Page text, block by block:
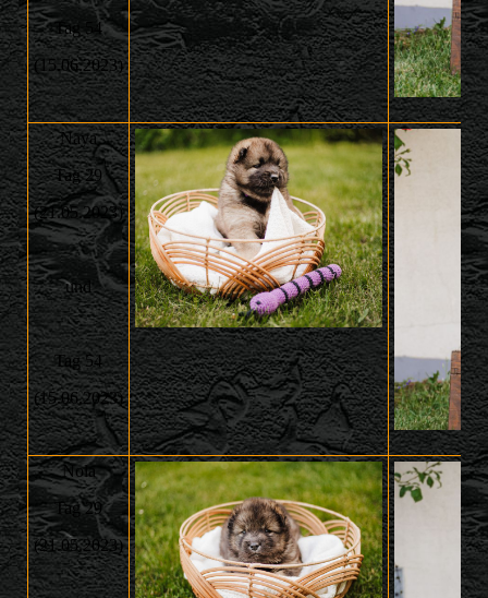
Tag 54
(15.06.2023)
Naya
Tag 29
(21.05.2023)
und
Tag 54
(15.06.2023)
Nola
Tag 29
(21.05.2023)